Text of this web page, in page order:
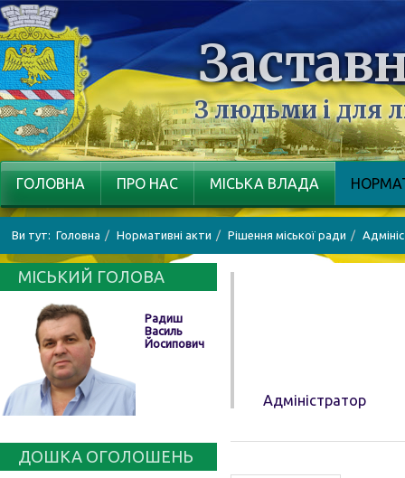
З людьми і для
ГОЛОВНА ПРО НАС МІСЬКА ВЛАДА
Ви тут: Головна Нормативні акти Рішення міської ради
МІСЬКИЙ ГОЛОВА
Радиш
Василь
Йосипович
ДОШКА ОГОЛОШЕНЬ
Адміністратор